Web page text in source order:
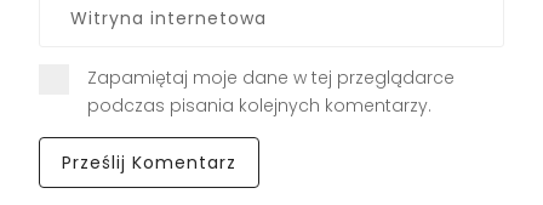
Zapamiętaj moje dane w tej przeglądarce
podczas pisania kolejnych komentarzy.